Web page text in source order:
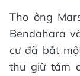
Tho ông
Bendahara
cư đã bắt
thu giữ tám